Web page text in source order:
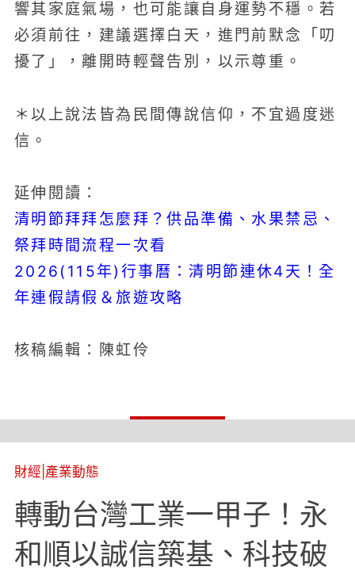
響其家庭氣場，也可能讓自身運勢不穩。若
必須前往，建議選擇白天，進門前默念「叨
擾了」，離開時輕聲告別，以示尊重。
＊以上說法皆為民間傳說信仰，不宜過度迷
信。
延伸閱讀：
清明節拜拜怎麼拜？供品準備、水果禁忌、
祭拜時間流程一次看
2026(115年)行事曆：清明節連休4天！全
年連假請假＆旅遊攻略
核稿編輯：陳虹伶
財經 產業動態
轉動台灣工業一甲子！永
和順以誠信築基、科技破